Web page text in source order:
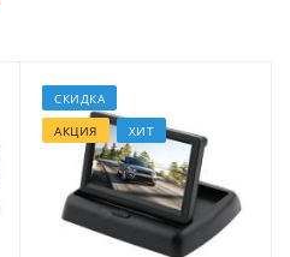
СКИДКА
АКЦИЯ
ХИТ